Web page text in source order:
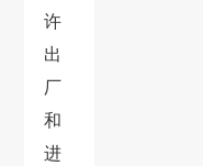
许
出
厂
和
进